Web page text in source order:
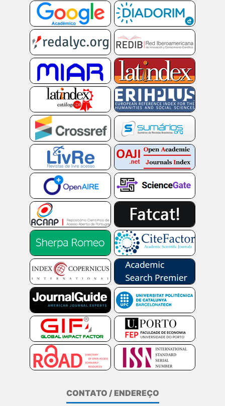
CONTATO / ENDEREÇO